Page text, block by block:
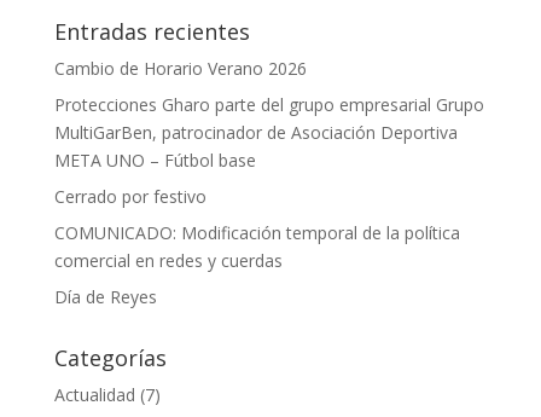
Entradas recientes
Cambio de Horario Verano 2026
Protecciones Gharo parte del grupo empresarial Grupo
MultiGarBen, patrocinador de Asociación Deportiva
META UNO – Fútbol base
Cerrado por festivo
COMUNICADO: Modificación temporal de la política
comercial en redes y cuerdas
Día de Reyes
Categorías
Actualidad (7)